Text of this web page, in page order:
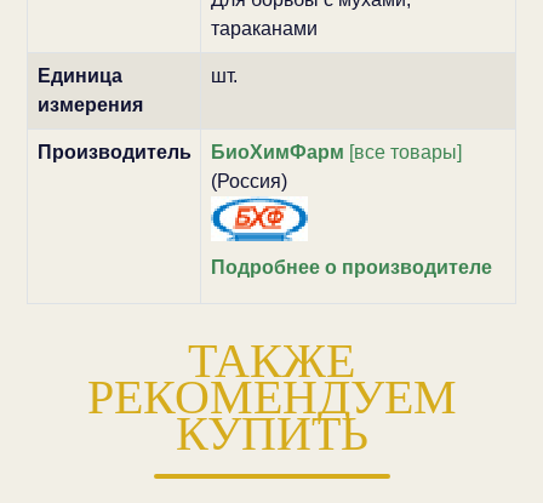
тараканами
Единица
измерения
шт.
Производитель БиоХимФарм [все товары]
(Россия)
Подробнее о производителе
ТАКЖЕ
РЕКОМЕНДУЕМ
КУПИТЬ